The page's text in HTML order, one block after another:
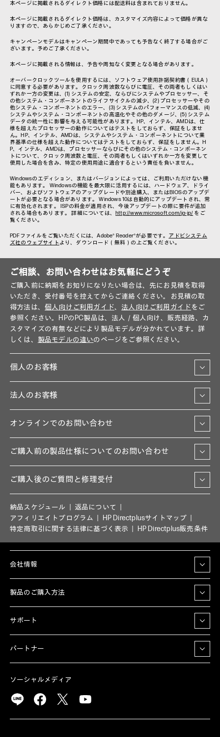
本ページに掲載されるダイレクト価格には配送料は含まれておりません。
本ページに掲載されるダイレクト価格は、カスタマイズ内容によって価格が異な
りますので、あらかじめご了承ください。
キャンペーンモデルはキャンペーン期間中であっても予告なく終了する場合がご
ざいます。予めご了承ください。
本ページに掲載される情報は、予告や周知なく変更となる場合があります。
オーバークロックツールを使用するには、ソフトウェア使用許諾契約書（EULA）
に同意する必要があります。クロック周波数ならびに電圧、その両者もしくはい
ずれか一方の変更は、(1) システムの安定、ならびにシステムやプロセッサー、そ
の他システム・コンポーネントのライフサイクルの減少、(2) プロセッサーやその
他システム・コンポーネントのエラー、(3) システムのパフォーマンスの低減、(4)
システムやシステム・コンポーネントの高温化やその他のダメージ、(5) システム
データの統一性に影響を与える可能性があります。HP、インテル、AMDは、仕
様を超えたプロセッサーの動作についてはテストをしておらず、保証をしませ
ん。HP、インテル、AMDは、システムやシステム・コンポーネントについて業
界基準の仕様を超えた動作についてはテストをしておらず、保証をしません。H
P、インテル、AMDは、プロセッサーならびにその他のシステム・コンポーネン
トについて、クロック周波数と電圧、その両者もしくはいずれか一方を変更して
使用した場合を含み、特定の使用用途に適合するという責任を負いません。
Windowsのエディション、またはバージョンによっては、ご利用いただけない機
能もあります。 Windowsの機能を最大限に活用するには、ハードウェア、ドライ
バー、およびソフトウェアのアップグレードや別途購入、またはBIOSのアップデ
ートが必要となる場合があります。 Windows 10は自動的にアップデートされ、常
に有効化されます。 ISPの料金が適用され、今後アップデートの際に要件が追加
される場合もあります。 詳細については、 http://www.microsoft.com/ja-jp/ をご
覧ください。
PDFファイルをご覧いただくには、Adobe® Reader®が必要です。 アドビシステム
ズ社のウェブサイト より、ダウンロード（無料）の上ご覧ください。
ご相談、お問い合わせはお気軽にどうぞ
ご購入前に納期をお知りになりたい場合は、先にお見積を取得
いただき、受付番号を控えてからご連絡ください。お見積の取
得方法は、 個人向けご利用ガイド、 法人向けご利用ガイドをご
参照ください。HPのPC製品は、法人／個人向け、販売経路、カ
スタマイズの有無などにより製品モデルが分かれています。詳
しくは、 製品モデルの違いのページをご参照ください。
個人のお客様
法人のお客様
オンラインでのお問い合わせ
ご購入前の製品仕様についてのお問い合わせ
ご購入後のご質問と修理受付
納品スケジュール
返品について
アフィリエイトプログラム
HP Directplusサイトマップ
特定商取引に関する法律に基づく表示
HP Directplus販売条件
会社情報
製品のご購入方法
サポート
パートナー
ソーシャルメディア